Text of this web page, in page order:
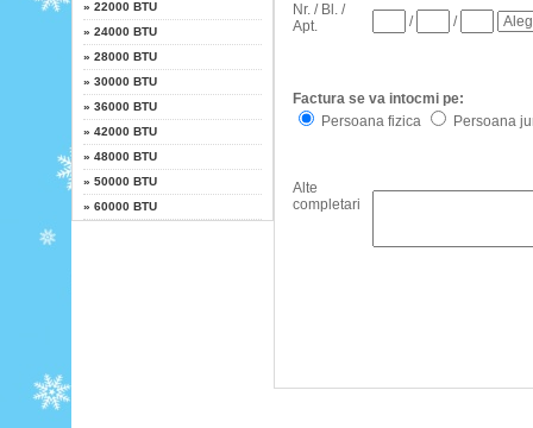
» 22000 BTU
» 24000 BTU
» 28000 BTU
» 30000 BTU
» 36000 BTU
» 42000 BTU
» 48000 BTU
» 50000 BTU
» 60000 BTU
Nr. / Bl. /
Apt.
/ /
Factura se va intocmi pe:
Persoana fizica
Persoana
Alte
completari